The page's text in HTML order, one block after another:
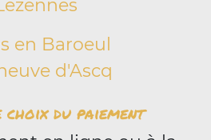
en Baroeul
d'Ascq
choix du paiement